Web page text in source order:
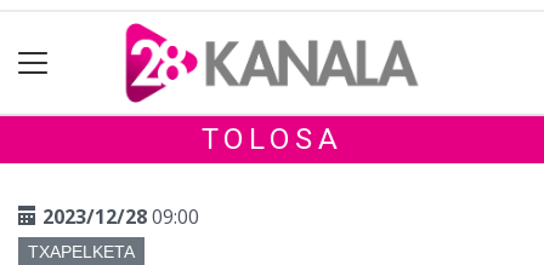
TOLOSA
2023/12/2809:00
TXAPELKETA